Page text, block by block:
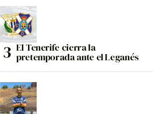
El Tenerife cierra la
pretemporada ante el Leganés